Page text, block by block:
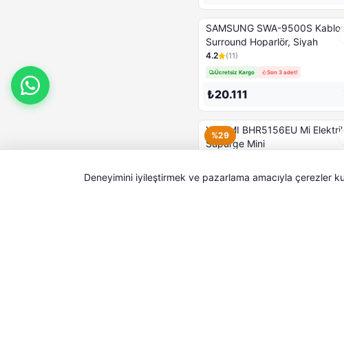
SAMSUNG SWA-9500S
Surround Hoparlör, Siyah
4.2 (11)
Ücretsiz Kargo Son 3 adet!
₺20.111
%29
XIAOMI BHR5156EU Mi
Süpürge Mini
Ücretsiz Kargo
Deneyimini iyileştirmek ve pazarlama amacıyla çerezler